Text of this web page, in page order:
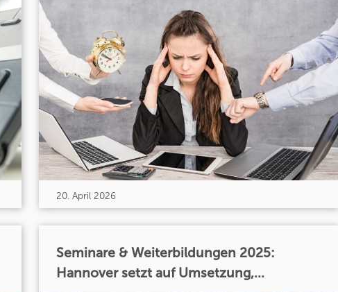
20. April 2026
Seminare & Weiterbildungen 2025:
Hannover setzt auf Umsetzung,...